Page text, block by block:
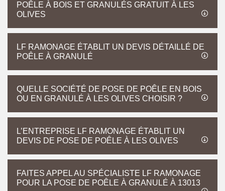
POÊLE À BOIS ET GRANULÉS GRATUIT À LES
OLIVES
LF RAMONAGE ÉTABLIT UN DEVIS DÉTAILLÉ DE
POÊLE À GRANULÉ
QUELLE SOCIÉTÉ DE POSE DE POÊLE EN BOIS
OU EN GRANULÉ À LES OLIVES CHOISIR ?
L’ENTREPRISE LF RAMONAGE ÉTABLIT UN
DEVIS DE POSE DE POÊLE À LES OLIVES
FAITES APPEL AU SPÉCIALISTE LF RAMONAGE
POUR LA POSE DE POÊLE À GRANULÉ À 13013